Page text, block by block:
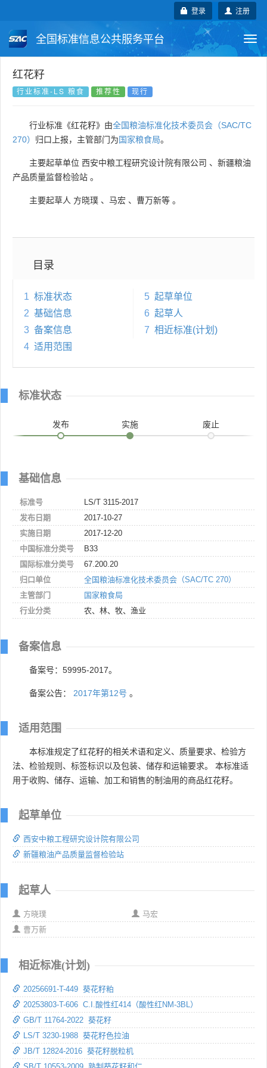
注册
登录
全国标准信息公共服务平台
国家标准
国外标准 技术委员会
红花籽
行业标准-LS 粮食 推荐性 现行
行业标准《红花籽》由全国粮油标准化技术委员会（SAC/TC
270） 归口上报，主管部门为国家粮食局。
主要起草单位 西安中粮工程研究设计院有限公司 、 新疆粮油
产品质量监督检验站 。
主要起草人 方晓璞 、 马宏 、 曹万新等 。
目录
1 标准状态
2 基础信息
3 备案信息
4 适用范围
5 起草单位
6 起草人
7 相近标准(计划)
标准状态
发布 实施 废止
基础信息
标准号
LS/T 3115-2017
发布日期
2017-10-27
实施日期
2017-12-20
中国标准分类号
B33
国际标准分类号
67.200.20
归口单位
全国粮油标准化技术委员会（SAC/TC 270）
主管部门
国家粮食局
行业分类
农、林、牧、渔业
备案信息
备案号：59995-2017。
备案公告： 2017年第12号 。
适用范围
本标准规定了红花籽的相关术语和定义、质量要求、检验方
法、检验规则、标签标识以及包装、储存和运输要求。 本标准适
用于收购、储存、运输、加工和销售的制油用的商品红花籽。
起草单位
西安中粮工程研究设计院有限公司
新疆粮油产品质量监督检验站
起草人
方晓璞
马宏
曹万新
相近标准(计划)
20256691-T-449 葵花籽粕
20253803-T-606 C.I.酸性红414（酸性红NM-3BL）
GB/T 11764-2022 葵花籽
LS/T 3230-1988 葵花籽色拉油
JB/T 12824-2016 葵花籽脱粒机